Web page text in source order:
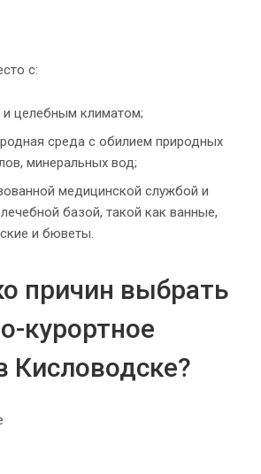
с:
и целебным климатом;
среда с обилием природных
минеральных вод;
медицинской службой и
базой, такой как ванные,
и бюветы.
причин выбрать
курортное
Кисловодске?